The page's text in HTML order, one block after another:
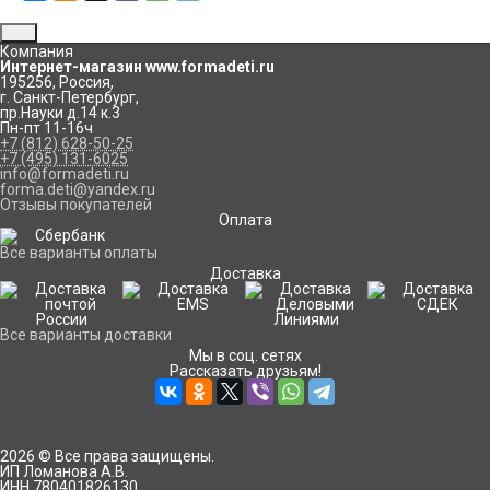
Компания
Интернет-магазин www.formadeti.ru
195256, Россия,
г. Санкт-Петербург,
пр.Науки д.14 к.3
Пн-пт 11-16ч
+7 (812) 628-50-25
+7 (495) 131-6025
info@formadeti.ru
forma.deti@yandex.ru
Отзывы покупателей
Оплата
Все варианты оплаты
Доставка
Все варианты доставки
Мы в соц. сетях
Рассказать друзьям!
2026 © Все права защищены.
ИП Ломанова А.В.